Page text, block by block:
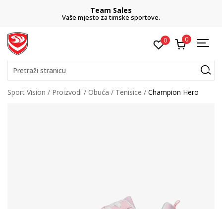
Team Sales
Vaše mjesto za timske sportove.
0 0
Pretraži stranicu
Sport Vision Proizvodi Obuća Tenisice Champion Hero